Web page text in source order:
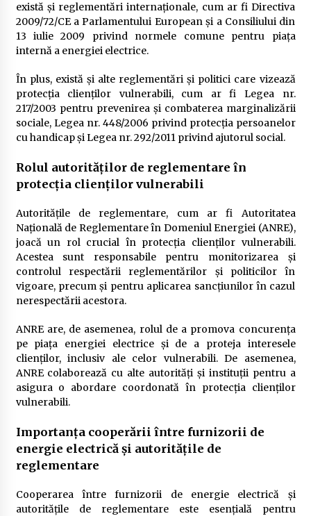
există și reglementări internaționale, cum ar fi Directiva
2009/72/CE a Parlamentului European și a Consiliului din
13 iulie 2009 privind normele comune pentru piața
internă a energiei electrice.
În plus, există și alte reglementări și politici care vizează
protecția clienților vulnerabili, cum ar fi Legea nr.
217/2003 pentru prevenirea și combaterea marginalizării
sociale, Legea nr. 448/2006 privind protecția persoanelor
cu handicap și Legea nr. 292/2011 privind ajutorul social.
Rolul autorităților de reglementare în
protecția clienților vulnerabili
Autoritățile de reglementare, cum ar fi Autoritatea
Națională de Reglementare în Domeniul Energiei (ANRE),
joacă un rol crucial în protecția clienților vulnerabili.
Acestea sunt responsabile pentru monitorizarea și
controlul respectării reglementărilor și politicilor în
vigoare, precum și pentru aplicarea sancțiunilor în cazul
nerespectării acestora.
ANRE are, de asemenea, rolul de a promova concurența
pe piața energiei electrice și de a proteja interesele
clienților, inclusiv ale celor vulnerabili. De asemenea,
ANRE colaborează cu alte autorități și instituții pentru a
asigura o abordare coordonată în protecția clienților
vulnerabili.
Importanța cooperării între furnizorii de
energie electrică și autoritățile de
reglementare
Cooperarea între furnizorii de energie electrică și
autoritățile de reglementare este esențială pentru